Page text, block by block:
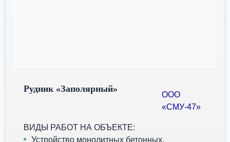
Рудник «Заполярный»
ООО
«СМУ-47»
ВИДЫ РАБОТ НА ОБЪЕКТЕ:
Устройство монолитных бетонных,